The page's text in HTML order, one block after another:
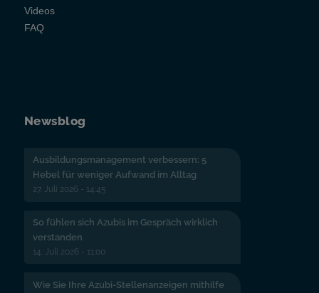
Videos
FAQ
Newsblog
Ausbildungsmanagement verbessern: 5
Hebel für weniger Aufwand im Alltag
27. Juli 2026 - 14:45
So fühlen sich Azubis im Gespräch wirklich
verstanden
14. Juli 2026 - 11:00
Wie Sie Ihre Azubi-Stellenanzeigen mithilfe